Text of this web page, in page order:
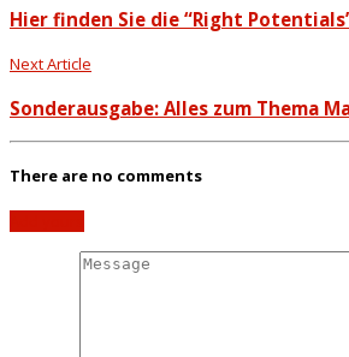
Hier finden Sie die “Right
Next Article
Sonderausgabe: Alles zum Thema
There are no comments